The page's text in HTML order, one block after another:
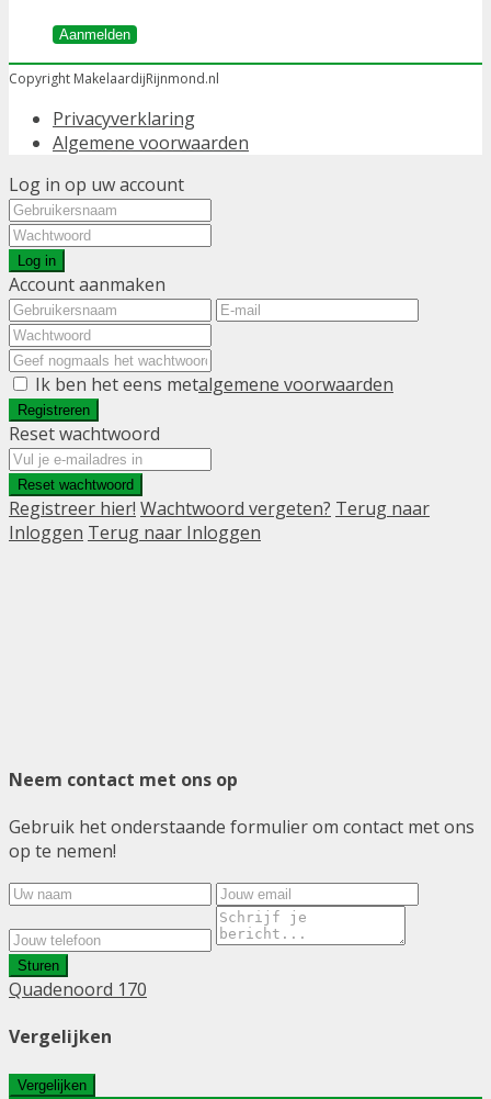
Aanmelden
Copyright MakelaardijRijnmond.nl
Privacyverklaring
Algemene voorwaarden
Log in op uw account
Log in
Account aanmaken
Ik ben het eens metalgemene voorwaarden
Registreren
Reset wachtwoord
Reset wachtwoord
Registreer hier! Wachtwoord vergeten? Terug naar
Inloggen Terug naar Inloggen
Neem contact met ons op
Gebruik het onderstaande formulier om contact met ons
op te nemen!
Sturen
Quadenoord 170
Vergelijken
Vergelijken